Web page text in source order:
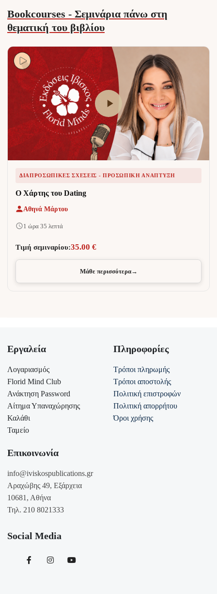
Bookcourses - Σεμινάρια πάνω στη
θεματική του βιβλίου
ΔΙΑΠΡΟΣΩΠΙΚΈΣ ΣΧΈΣΕΙΣ - ΠΡΟΣΩΠΙΚΉ ΑΝΆΠΤΥΞΗ
Ο Χάρτης του Dating
Αθηνά Μάρτου
1 ώρα 35 λεπτά
Τιμή σεμιναρίου:35.00 €
Μάθε περισσότερα→
Εργαλεία
Λογαριασμός
Florid Mind Club
Ανάκτηση Password
Αίτημα Υπαναχώρησης
Καλάθι
Ταμείο
Πληροφορίες
Τρόποι πληρωμής
Τρόποι αποστολής
Πολιτική επιστροφών
Πολιτική απορρήτου
Όροι χρήσης
Επικοινωνία
info@iviskospublications.gr
Αραχώβης 49, Εξάρχεια
10681, Αθήνα
Τηλ. 210 8021333
Social Media